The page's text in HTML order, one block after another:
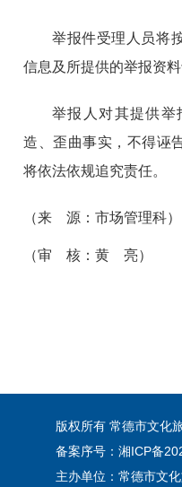
举报件受理人员将
信息及所提供的举报资料
举报人对其提供举
造、歪曲事实，不得诬
将依法依规追究责任。
（来 源：市场管理科）
（审 核：黄 亮）
版权所有 常德市文化
备案序号：湘ICP备
主办单位：常德市文